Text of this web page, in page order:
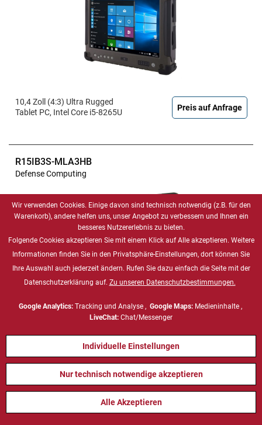
10,4 Zoll (4:3) Ultra Rugged
Tablet PC, Intel Core i5-8265U
Preis auf Anfrage
R15IB3S-MLA3HB
Defense Computing
15,0 Zoll (4:3) Panel-PC der G-
Defense Computing
Wir verwenden Cookies. Einige davon sind technisch notwendig (z.B. für den
Warenkorb), andere helfen uns, unser Angebot zu verbessern und Ihnen ein
besseres Nutzererlebnis zu bieten.
Folgende Cookies akzeptieren Sie mit einem Klick auf Alle akzeptieren. Weitere
Informationen finden Sie in den Privatsphäre-Einstellungen, dort können Sie
Ihre Auswahl auch jederzeit ändern. Rufen Sie dazu einfach die Seite mit der
Datenschutzerklärung auf. Zu unseren Datenschutzbestimmungen.
Google Analytics:Tracking und Analyse , Google Maps:Medieninhalte ,
LiveChat: Chat/Messenger
Individuelle Einstellungen
Nur technisch notwendige akzeptieren
Alle Akzeptieren